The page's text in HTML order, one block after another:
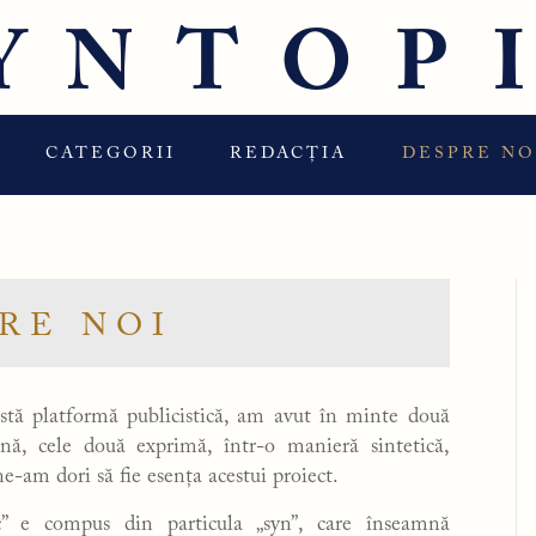
CATEGORII REDACȚIA DESPRE
NOI
platformă publicistică, am avut în minte două
cele două exprimă, într-o manieră sintetică,
am dori să fie esența acestui proiect.
compus din particula „syn”, care înseamnă